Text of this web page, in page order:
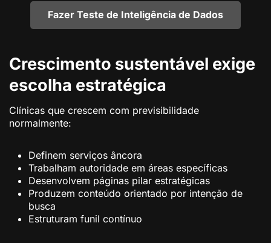
Fazer Teste de Inteligência de Dados
Crescimento sustentável exige
escolha estratégica
Clínicas que crescem com previsibilidade
normalmente:
Definem serviços âncora
Trabalham autoridade em áreas específicas
Desenvolvem páginas pilar estratégicas
Produzem conteúdo orientado por intenção de
busca
Estruturam funil contínuo